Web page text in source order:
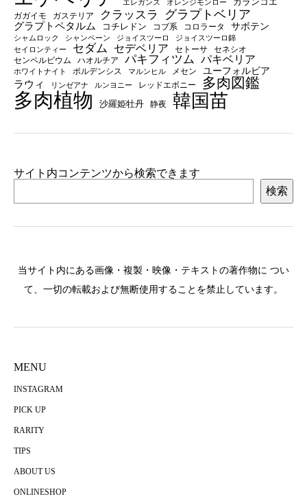
エレガンス オレンジモンロー
ガガイモ ガステリア クラッスラ グラプトベリア
グラプトペタルム コチレドン コブ系 コロラータ サボテン
シャムロック シャンペーン ジョイスツーロ
ジョイスツーロ錦
セイロンティー
セダム セデベリア セトーサ
セネシオ
センペルビウム
ハオルチア パキフィツム パキベリア
ホワイトナイト ポルデンシス マルンヒル メセン
ユーフォルビア
ラウィ
リンゼアナ ルンヨニー レッドエボニー 多肉図鑑
多肉植物 沙羅姫牡丹 静夜 韓国苗
サイト内コンテンツから検索できます
検索
当サイト内にある画像・複製・映像・テキストの著作物に つい
て、一切の転載および無断使用することを禁止しています。
MENU
INSTAGRAM
PICK UP
RARITY
TIPS
ABOUT US
ONLINESHOP